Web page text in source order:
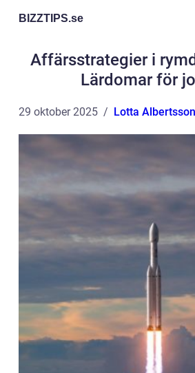
BIZZTIPS.se
Affärsstrategier i
Lärdomar för
29 oktober 2025 Lotta Albertsson